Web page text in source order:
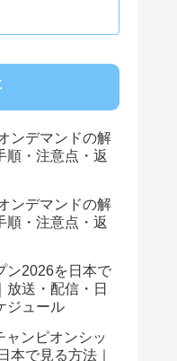
ンデマンドの解
順・注意点・返
ンデマンドの解
順・注意点・返
ン2026を日本で
放送・配信・日
ジュール
ャンピオンシッ
本で見る方法｜